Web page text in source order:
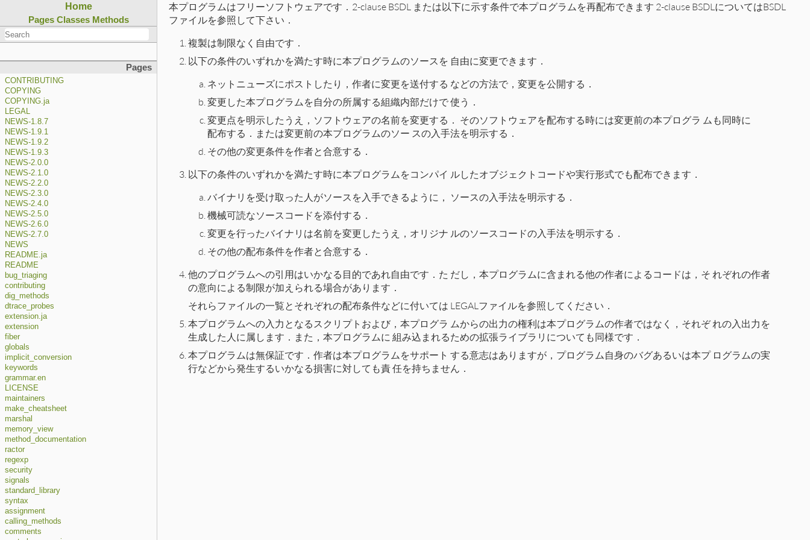
Home
Pages Classes Methods
Pages
CONTRIBUTING
COPYING
COPYING.ja
LEGAL
NEWS-1.8.7
NEWS-1.9.1
NEWS-1.9.2
NEWS-1.9.3
NEWS-2.0.0
NEWS-2.1.0
NEWS-2.2.0
NEWS-2.3.0
NEWS-2.4.0
NEWS-2.5.0
NEWS-2.6.0
NEWS-2.7.0
NEWS
README.ja
README
bug_triaging
contributing
dig_methods
dtrace_probes
extension.ja
extension
fiber
globals
implicit_conversion
keywords
grammar.en
LICENSE
maintainers
make_cheatsheet
marshal
memory_view
method_documentation
ractor
regexp
security
signals
standard_library
syntax
assignment
calling_methods
comments
本プログラムはフリーソフトウェアです．2-clause BSDL または以下に示す条件で本プログラムを再配布できます 2-clause BSDLについてはBSDL
ファイルを参照して下さい．
複製は制限なく自由です．
以下の条件のいずれかを満たす時に本プログラムのソースを 自由に変更できます．
ネットニューズにポストしたり，作者に変更を送付する などの方法で，変更を公開する．
変更した本プログラムを自分の所属する組織内部だけで 使う．
変更点を明示したうえ，ソフトウェアの名前を変更する． そのソフトウェアを配布する時には変更前の本プログラ ムも同時に
配布する．または変更前の本プログラムのソー スの入手法を明示する．
その他の変更条件を作者と合意する．
以下の条件のいずれかを満たす時に本プログラムをコンパイ ルしたオブジェクトコードや実行形式でも配布できます．
バイナリを受け取った人がソースを入手できるように， ソースの入手法を明示する．
機械可読なソースコードを添付する．
変更を行ったバイナリは名前を変更したうえ，オリジナ ルのソースコードの入手法を明示する．
その他の配布条件を作者と合意する．
他のプログラムへの引用はいかなる目的であれ自由です．た だし，本プログラムに含まれる他の作者によるコードは，そ れぞれの作者
の意向による制限が加えられる場合があります．
それらファイルの一覧とそれぞれの配布条件などに付いては LEGALファイルを参照してください．
本プログラムへの入力となるスクリプトおよび，本プログラ ムからの出力の権利は本プログラムの作者ではなく，それぞ れの入出力を
生成した人に属します．また，本プログラムに 組み込まれるための拡張ライブラリについても同様です．
本プログラムは無保証です．作者は本プログラムをサポート する意志はありますが，プログラム自身のバグあるいは本プ ログラムの実
行などから発生するいかなる損害に対しても責 任を持ちません．